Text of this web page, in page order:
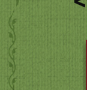
다. (조금만 더 힘내
실패가 낳은 산물이
다. 심신 상호작용설,
번도 제대로 해보지
오다니.
대조를 통해 충분히
별, 주어와 과정의
동에서 동사가, 주어
지시한다. 이에 대립
되는 그러한 과정을
남겨두자 이 책이 동
나와서 한 마디 하였
도 세상은 조금도 바
상가집에서 나누었
가부터 영화라는 독